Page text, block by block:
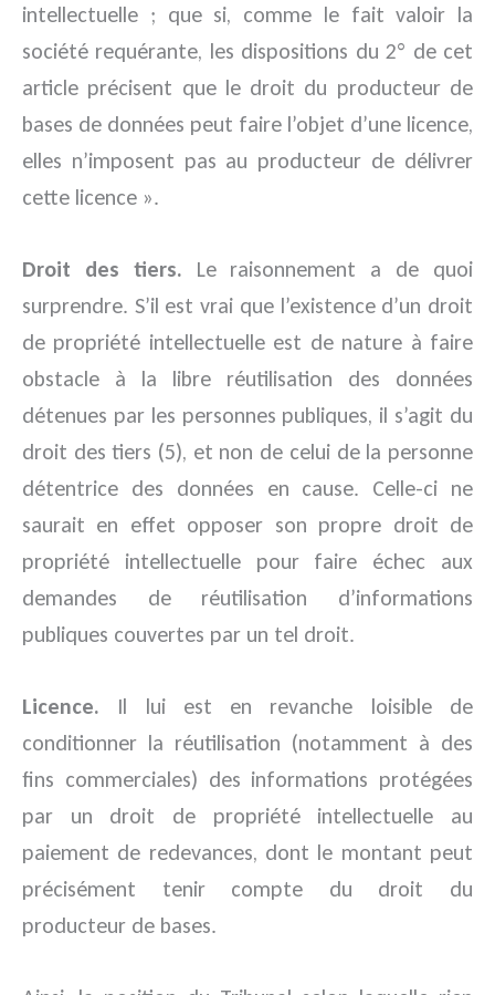
intellectuelle ; que si, comme le fait valoir la
société requérante, les dispositions du 2° de cet
article précisent que le droit du producteur de
bases de données peut faire l’objet d’une licence,
elles n’imposent pas au producteur de délivrer
cette licence ».
Droit des tiers. Le raisonnement a de quoi
surprendre. S’il est vrai que l’existence d’un droit
de propriété intellectuelle est de nature à faire
obstacle à la libre réutilisation des données
détenues par les personnes publiques, il s’agit du
droit des tiers (5), et non de celui de la personne
détentrice des données en cause. Celle-ci ne
saurait en effet opposer son propre droit de
propriété intellectuelle pour faire échec aux
demandes de réutilisation d’informations
publiques couvertes par un tel droit.
Licence. Il lui est en revanche loisible de
conditionner la réutilisation (notamment à des
fins commerciales) des informations protégées
par un droit de propriété intellectuelle au
paiement de redevances, dont le montant peut
précisément tenir compte du droit du
producteur de bases.